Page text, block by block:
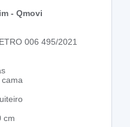
- Qmovi
006 495/2021
cm